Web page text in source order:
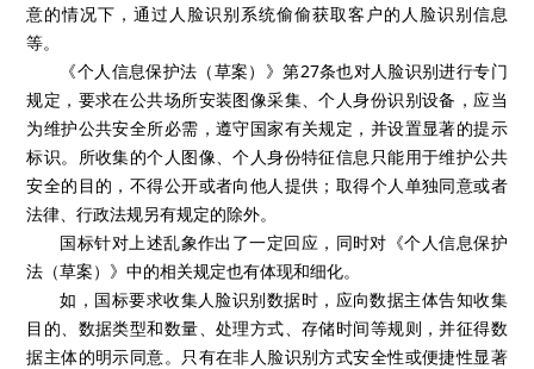
意的情况下，通过人脸识别系统偷偷获取客户的人脸识别信息
等。
《个人信息保护法（草案）》第27条也对人脸识别进行专门
规定，要求在公共场所安装图像采集、个人身份识别设备，应当
为维护公共安全所必需，遵守国家有关规定，并设置显著的提示
标识。所收集的个人图像、个人身份特征信息只能用于维护公共
安全的目的，不得公开或者向他人提供；取得个人单独同意或者
法律、行政法规另有规定的除外。
国标针对上述乱象作出了一定回应，同时对《个人信息保护
法（草案）》中的相关规定也有体现和细化。
如，国标要求收集人脸识别数据时，应向数据主体告知收集
目的、数据类型和数量、处理方式、存储时间等规则，并征得数
据主体的明示同意。只有在非人脸识别方式安全性或便捷性显著